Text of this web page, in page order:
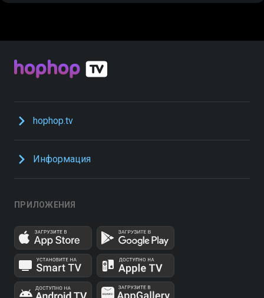
hophop.tv
Информация
ПРИЛОЖЕНИЯ